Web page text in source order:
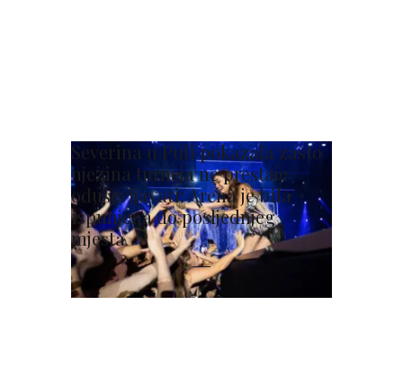
Severina u Puli pokazala zašto
njezina turneja ne prestaje
oduševljavati: Arena je bila
ispunjena do posljednjeg
mjesta